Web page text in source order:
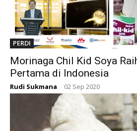
PERDI
Morinaga Chil Kid Soya
Pertama di Indonesia
Rudi Sukmana - 02 Sep 2020